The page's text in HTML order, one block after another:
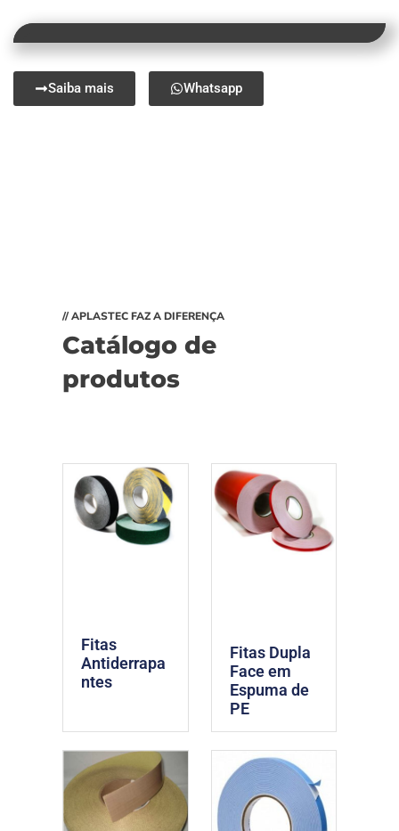
Saiba mais Whatsapp
// APLASTEC FAZ A DIFERENÇA
Catálogo de
produtos
Fitas
Antiderrapa
ntes
Fitas Dupla
Face em
Espuma de
PE